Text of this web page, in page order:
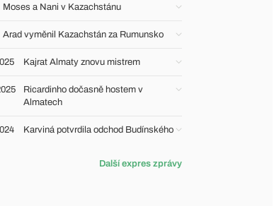
Moses a Nani v Kazachstánu
Arad vyměnil Kazachstán za Rumunsko
Kajrat Almaty znovu mistrem
Ricardinho dočasně hostem v
Almatech
Karviná potvrdila odchod Budínského
Další expres zprávy